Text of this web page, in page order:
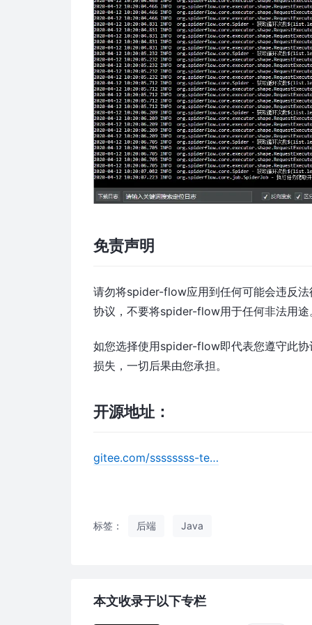
免责声明
请勿将spider-flow应用到任何可能会违反
协议，不要将spider-flow用于任何非法用途
如您选择使用spider-flow即代表您遵守此
损失，一切后果由您承担。
开源地址：
gitee.com/ssssssss-te…
标签： 后端 Java
本文收录于以下专栏